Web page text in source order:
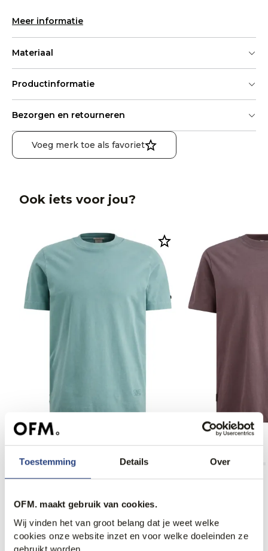
Toestemming Details Over
OFM. maakt gebruik van cookies.
Wij vinden het van groot belang dat je weet welke
cookies onze website inzet en voor welke doeleinden ze
gebruikt worden.
Meer informatie
Materiaal
Productinformatie
Bezorgen en retourneren
Voeg merk toe als favoriet
Ook iets voor jou?
Cast Iron T-shirt
Cast Iron T-shirt
Anderen bekeken ook